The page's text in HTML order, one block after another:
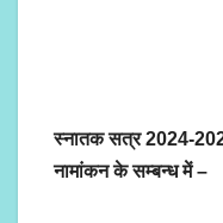
स्नातक सत्र 2024-
नामांकन के सम्बन्ध में –